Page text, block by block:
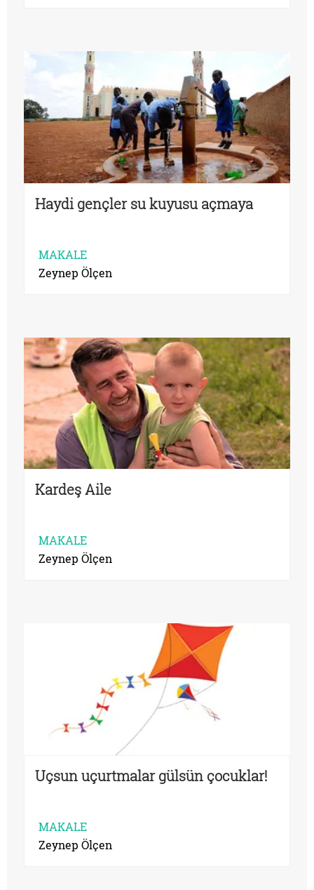
Haydi gençler su kuyusu açmaya
MAKALE
Zeynep Ölçen
Kardeş Aile
MAKALE
Zeynep Ölçen
Uçsun uçurtmalar gülsün çocuklar!
MAKALE
Zeynep Ölçen